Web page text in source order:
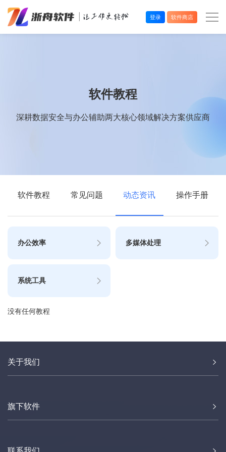
登录 软件商店
软件教程
深耕数据安全与办公辅助两大核心领域解决方案供应商
软件教程 常见问题 动态资讯 操作手册
办公效率 多媒体处理
系统工具
没有任何教程
关于我们
旗下软件